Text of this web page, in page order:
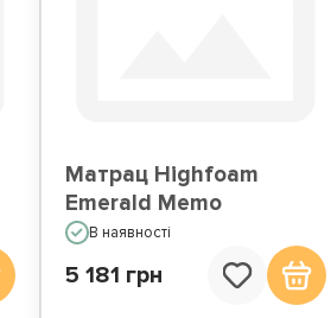
Матрац Highfoam
Emerald Memo
В наявності
5 181 грн